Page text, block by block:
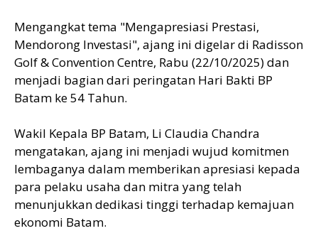
Mengangkat tema "Mengapresiasi Prestasi,
Mendorong Investasi", ajang ini digelar di Radisson
Golf & Convention Centre, Rabu (22/10/2025) dan
menjadi bagian dari peringatan Hari Bakti BP
Batam ke 54 Tahun.
Wakil Kepala BP Batam, Li Claudia Chandra
mengatakan, ajang ini menjadi wujud komitmen
lembaganya dalam memberikan apresiasi kepada
para pelaku usaha dan mitra yang telah
menunjukkan dedikasi tinggi terhadap kemajuan
ekonomi Batam.